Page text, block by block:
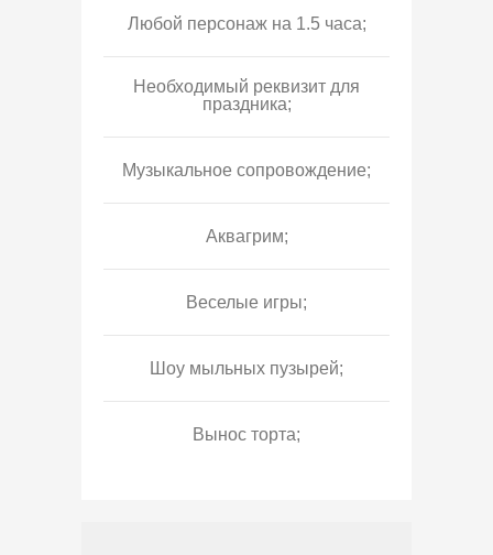
Любой персонаж на 1.5 часа;
Необходимый реквизит для
праздника;
Музыкальное сопровождение;
Аквагрим;
Веселые игры;
Шоу мыльных пузырей;
Вынос торта;